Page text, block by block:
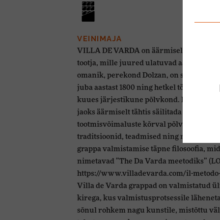
VEINIMAJA
VILLA DE VARDA on äärmiselt pika ja
tootja, mille juured ulatuvad aastasse
omanik, perekond Dolzan, on seal
juba aastast 1800 ning hetkel töötab
kuues järjestikune põlvkond.
jaoks äärmiselt tähtis säilitada moodsate
tootmisvõimaluste kõrval põlvest-põlve
traditsioonid, teadmised ning mis kõige
grappa valmistamise täpne filosoofia,
nimetavad ”The Da Varda meetodiks”
https://www.villadevarda.com/il-
Villa de Varda grappad on valmistatud
kirega, kus valmistusprotsessile
sõnul rohkem nagu kunstile, mistõttu